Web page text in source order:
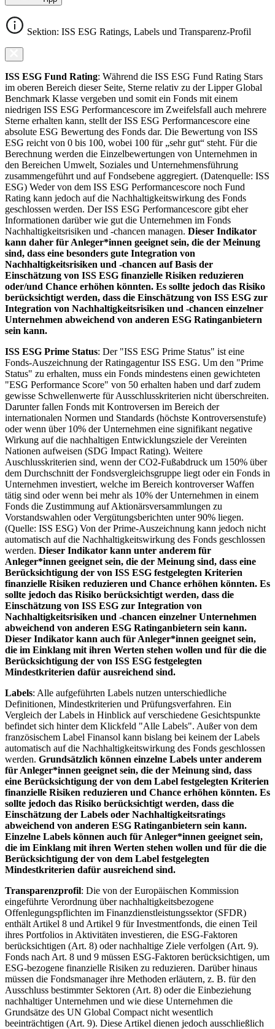
Sektion: ISS ESG Ratings, Labels und Transparenz-Profil
ISS ESG Fund Rating: Während die ISS ESG Fund Rating Stars
im oberen Bereich dieser Seite, Sterne relativ zu der Lipper Global
Benchmark Klasse vergeben und somit ein Fonds mit einem
niedrigen ISS ESG Performancescore im Zweifelsfall auch mehrere
Sterne erhalten kann, stellt der ISS ESG Performancescore eine
absolute ESG Bewertung des Fonds dar. Die Bewertung von ISS
ESG reicht von 0 bis 100, wobei 100 für „sehr gut“ steht. Für die
Berechnung werden die Einzelbewertungen von Unternehmen in
den Bereichen Umwelt, Soziales und Unternehmensführung
zusammengeführt und auf Fondsebene aggregiert. (Datenquelle: ISS
ESG) Weder von dem ISS ESG Performancescore noch Fund
Rating kann jedoch auf die Nachhaltigkeitswirkung des Fonds
geschlossen werden. Der ISS ESG Performancescore gibt eher
Informationen darüber wie gut die Unternehmen im Fonds
Nachhaltigkeitsrisiken und -chancen managen. Dieser Indikator
kann daher für Anleger*innen geeignet sein, die der Meinung
sind, dass eine besonders gute Integration von
Nachhaltigkeitsrisiken und -chancen auf Basis der
Einschätzung von ISS ESG finanzielle Risiken reduzieren
oder/und Chance erhöhen könnten. Es sollte jedoch das Risiko
berücksichtigt werden, dass die Einschätzung von ISS ESG zur
Integration von Nachhaltigkeitsrisiken und -chancen einzelner
Unternehmen abweichend von anderen ESG Ratinganbietern
sein kann.
ISS ESG Prime Status: Der "ISS ESG Prime Status" ist eine
Fonds-Auszeichnung der Ratingagentur ISS ESG. Um den "Prime
Status" zu erhalten, muss ein Fonds mindestens einen gewichteten
"ESG Performance Score" von 50 erhalten haben und darf zudem
gewisse Schwellenwerte für Ausschlusskriterien nicht überschreiten.
Darunter fallen Fonds mit Kontroversen im Bereich der
internationalen Normen und Standards (höchste Kontroversenstufe)
oder wenn über 10% der Unternehmen eine signifikant negative
Wirkung auf die nachhaltigen Entwicklungsziele der Vereinten
Nationen aufweisen (SDG Impact Rating). Weitere
Auschlusskriterien sind, wenn der CO2-Fußabdruck um 150% über
dem Durchschnitt der Fondsvergleichsgruppe liegt oder ein Fonds in
Unternehmen investiert, welche im Bereich kontroverser Waffen
tätig sind oder wenn bei mehr als 10% der Unternehmen in einem
Fonds die Zustimmung auf Aktionärsversammlungen zu
Vorstandswahlen oder Vergütungsberichten unter 90% liegen.
(Quelle: ISS ESG) Von der Prime-Auszeichnung kann jedoch nicht
automatisch auf die Nachhaltigkeitswirkung des Fonds geschlossen
werden. Dieser Indikator kann unter anderem für
Anleger*innen geeignet sein, die der Meinung sind, dass eine
Berücksichtigung der von ISS ESG festgelegten Kriterien
finanzielle Risiken reduzieren und Chance erhöhen könnten. Es
sollte jedoch das Risiko berücksichtigt werden, dass die
Einschätzung von ISS ESG zur Integration von
Nachhaltigkeitsrisiken und -chancen einzelner Unternehmen
abweichend von anderen ESG Ratinganbietern sein kann.
Dieser Indikator kann auch für Anleger*innen geeignet sein,
die im Einklang mit ihren Werten stehen wollen und für die die
Berücksichtigung der von ISS ESG festgelegten
Mindestkriterien dafür ausreichend sind.
Labels: Alle aufgeführten Labels nutzen unterschiedliche
Definitionen, Mindestkriterien und Prüfungsverfahren. Ein
Vergleich der Labels in Hinblick auf verschiedene Gesichtspunkte
befindet sich hinter dem Klickfeld "Alle Labels". Außer von dem
französischem Label Finansol kann bislang bei keinem der Labels
automatisch auf die Nachhaltigkeitswirkung des Fonds geschlossen
werden. Grundsätzlich können einzelne Labels unter anderem
für Anleger*innen geeignet sein, die der Meinung sind, dass
eine Berücksichtigung der von dem Label festgelegten Kriterien
finanzielle Risiken reduzieren und Chance erhöhen könnten. Es
sollte jedoch das Risiko berücksichtigt werden, dass die
Einschätzung der Labels oder Nachhaltigkeitsratings
abweichend von anderen ESG Ratinganbietern sein kann.
Einzelne Labels können auch für Anleger*innen geeignet sein,
die im Einklang mit ihren Werten stehen wollen und für die die
Berücksichtigung der von dem Label festgelegten
Mindestkriterien dafür ausreichend sind.
Transparenzprofil: Die von der Europäischen Kommission
eingeführte Verordnung über nachhaltigkeitsbezogene
Offenlegungspflichten im Finanzdienstleistungssektor (SFDR)
enthält Artikel 8 und Artikel 9 für Investmentfonds, die einen Teil
ihres Portfolios in Aktivitäten investieren, die ESG-Faktoren
berücksichtigen (Art. 8) oder nachhaltige Ziele verfolgen (Art. 9).
Fonds nach Art. 8 und 9 müssen ESG-Faktoren berücksichtigen, um
ESG-bezogene finanzielle Risiken zu reduzieren. Darüber hinaus
müssen die Fondsmanager ihre Methoden erläutern, z. B. für den
Ausschluss bestimmter Sektoren (Art. 8) oder die Einbeziehung
nachhaltiger Unternehmen und wie diese Unternehmen die
Grundsätze des UN Global Compact nicht wesentlich
beeinträchtigen (Art. 9). Diese Artikel dienen jedoch ausschließlich